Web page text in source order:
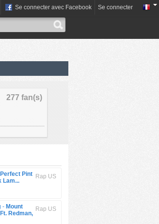
Se connecter avec Facebook Se connecter
277 fan(s)
Rap US
Perfect Pint
Lam...
Rap US
- Mount
Redman,